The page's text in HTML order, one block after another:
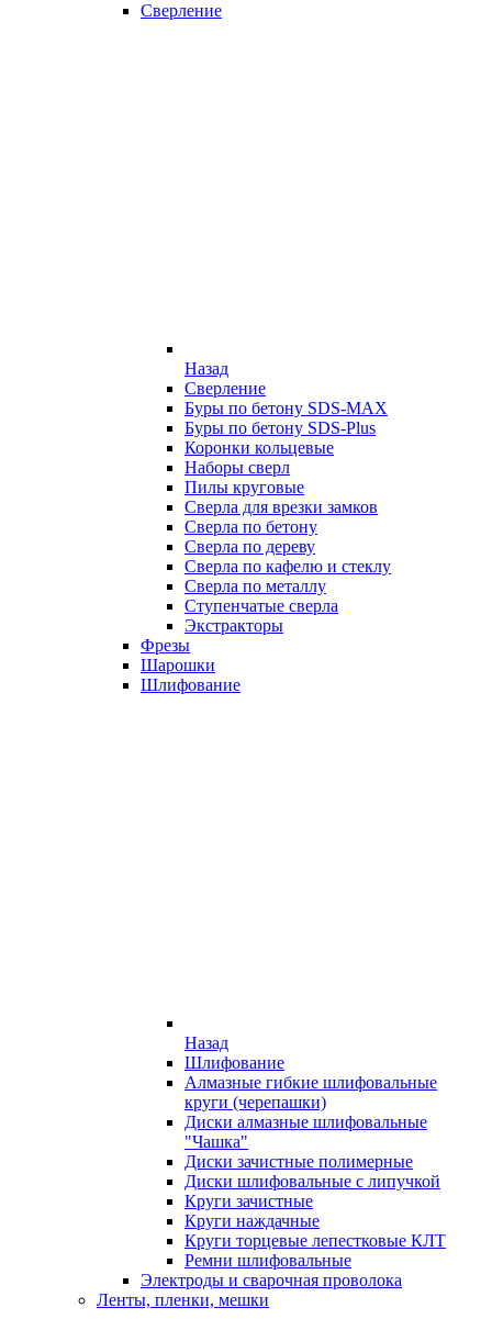
Сверление
Назад
Сверление
Буры по бетону SDS-MAX
Буры по бетону SDS-Plus
Коронки кольцевые
Наборы сверл
Пилы круговые
Сверла для врезки замков
Сверла по бетону
Сверла по дереву
Сверла по кафелю и стеклу
Сверла по металлу
Ступенчатые сверла
Экстракторы
Фрезы
Шарошки
Шлифование
Назад
Шлифование
Алмазные гибкие шлифовальные
круги (черепашки)
Диски алмазные шлифовальные
"Чашка"
Диски зачистные полимерные
Диски шлифовальные с липучкой
Круги зачистные
Круги наждачные
Круги торцевые лепестковые КЛТ
Ремни шлифовальные
Электроды и сварочная проволока
Ленты, пленки, мешки